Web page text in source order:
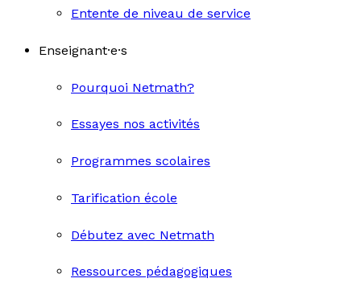
Entente de niveau de service
Enseignant·e·s
Pourquoi Netmath?
Essayes nos activités
Programmes scolaires
Tarification école
Débutez avec Netmath
Ressources pédagogiques